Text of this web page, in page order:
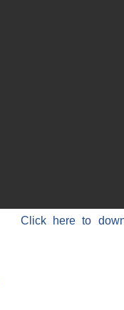
Click here to